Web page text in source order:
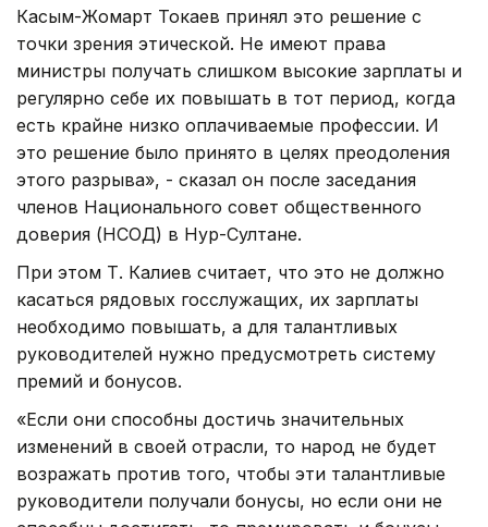
Касым-Жомарт Токаев принял это решение с
точки зрения этической. Не имеют права
министры получать слишком высокие зарплаты и
регулярно себе их повышать в тот период, когда
есть крайне низко оплачиваемые профессии. И
это решение было принято в целях преодоления
этого разрыва», - сказал он после заседания
членов Национального совет общественного
доверия (НСОД) в Нур-Султане.
При этом Т. Калиев считает, что это не должно
касаться рядовых госслужащих, их зарплаты
необходимо повышать, а для талантливых
руководителей нужно предусмотреть систему
премий и бонусов.
«Если они способны достичь значительных
изменений в своей отрасли, то народ не будет
возражать против того, чтобы эти талантливые
руководители получали бонусы, но если они не